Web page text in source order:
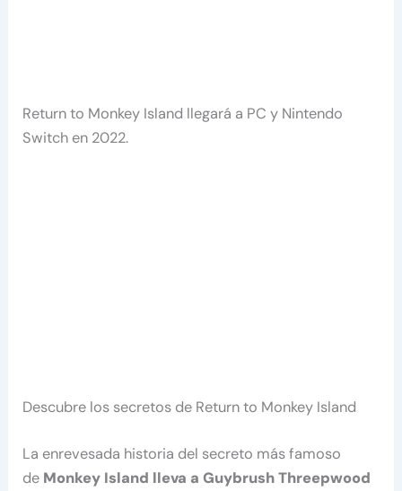
Return to Monkey Island llegará a PC y Nintendo
Switch en 2022.
Descubre los secretos de Return to Monkey Island
La enrevesada historia del secreto más famoso
de Monkey Island lleva a Guybrush Threepwood